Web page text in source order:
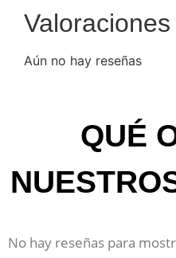
Valoraciones
Aún no hay reseñas
QUÉ
No hay reseñas para